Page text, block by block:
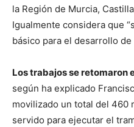
la Región de Murcia,
Igualmente considera que
básico para el desarrollo
Los trabajos se retomaron
según ha explicado
movilizado un total del 460
servido para ejecutar el